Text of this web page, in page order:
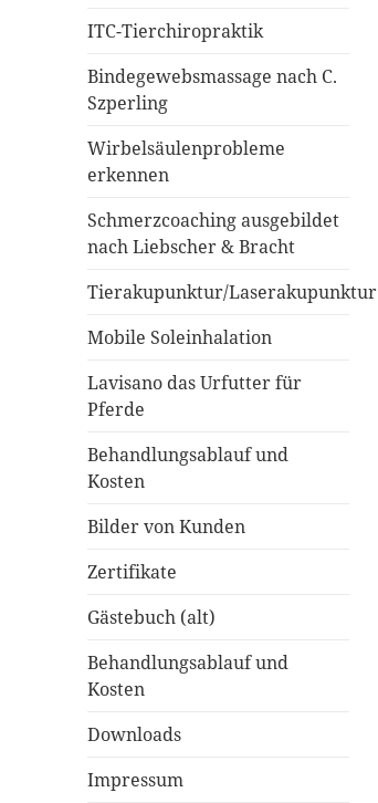
ITC-Tierchiropraktik
Bindegewebsmassage nach C.
Szperling
Wirbelsäulenprobleme
erkennen
Schmerzcoaching ausgebildet
nach Liebscher & Bracht
Tierakupunktur/Laserakupunktur
Mobile Soleinhalation
Lavisano das Urfutter für
Pferde
Behandlungsablauf und
Kosten
Bilder von Kunden
Zertifikate
Gästebuch (alt)
Behandlungsablauf und
Kosten
Downloads
Impressum